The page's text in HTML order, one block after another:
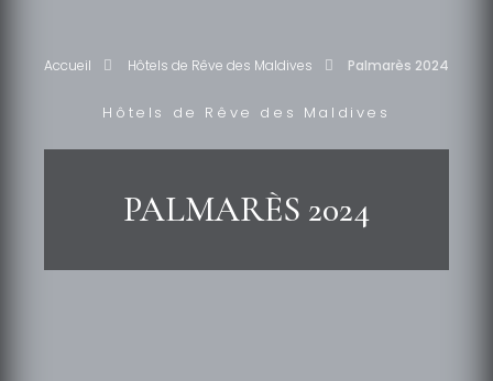
Accueil Hôtels de Rêve des Maldives Palmarès 2024
Hôtels de Rêve des Maldives
PALMARÈS 2024